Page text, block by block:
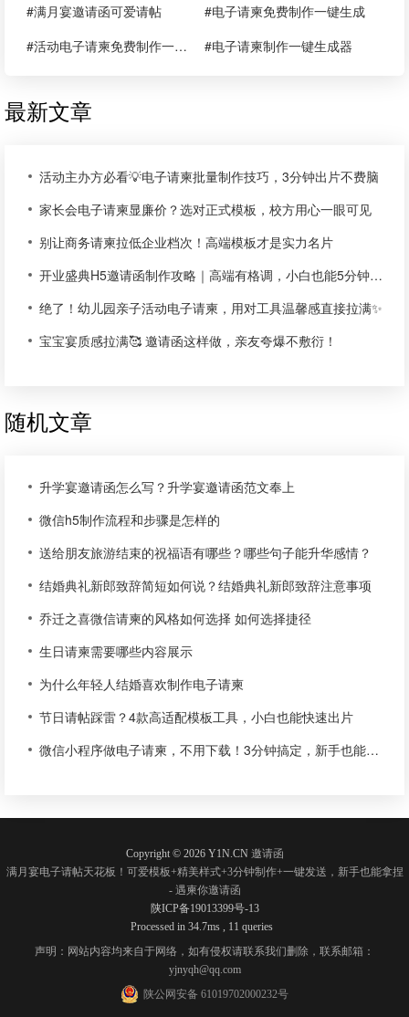
#满月宴邀请函可爱请帖
#电子请柬免费制作一键生成
#活动电子请柬免费制作一键生成
#电子请柬制作一键生成器
最新文章
活动主办方必看💡电子请柬批量制作技巧，3分钟出片不费脑
家长会电子请柬显廉价？选对正式模板，校方用心一眼可见
别让商务请柬拉低企业档次！高端模板才是实力名片
开业盛典H5邀请函制作攻略｜高端有格调，小白也能5分钟上手
绝了！幼儿园亲子活动电子请柬，用对工具温馨感直接拉满✨
宝宝宴质感拉满🥰 邀请函这样做，亲友夸爆不敷衍！
随机文章
升学宴邀请函怎么写？升学宴邀请函范文奉上
微信h5制作流程和步骤是怎样的
送给朋友旅游结束的祝福语有哪些？哪些句子能升华感情？
结婚典礼新郎致辞简短如何说？结婚典礼新郎致辞注意事项
乔迁之喜微信请柬的风格如何选择 如何选择捷径
生日请柬需要哪些内容展示
为什么年轻人结婚喜欢制作电子请柬
节日请帖踩雷？4款高适配模板工具，小白也能快速出片
微信小程序做电子请柬，不用下载！3分钟搞定，新手也能零翻车✅
Copyright © 2026 Y1N.CN 邀请函
满月宴电子请帖天花板！可爱模板+精美样式+3分钟制作+一键发送，新手也能拿捏
- 遇柬你邀请函
陕ICP备19013399号-13
Processed in 34.7ms , 11 queries
声明：网站内容均来自于网络，如有侵权请联系我们删除，联系邮箱：
yjnyqh@qq.com
陕公网安备 61019702000232号